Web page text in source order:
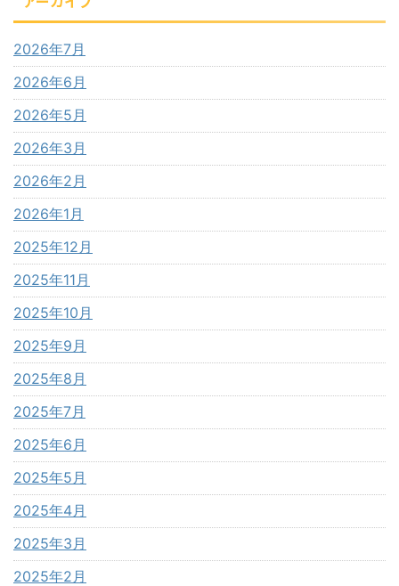
2026年7月
2026年6月
2026年5月
2026年3月
2026年2月
2026年1月
2025年12月
2025年11月
2025年10月
2025年9月
2025年8月
2025年7月
2025年6月
2025年5月
2025年4月
2025年3月
2025年2月